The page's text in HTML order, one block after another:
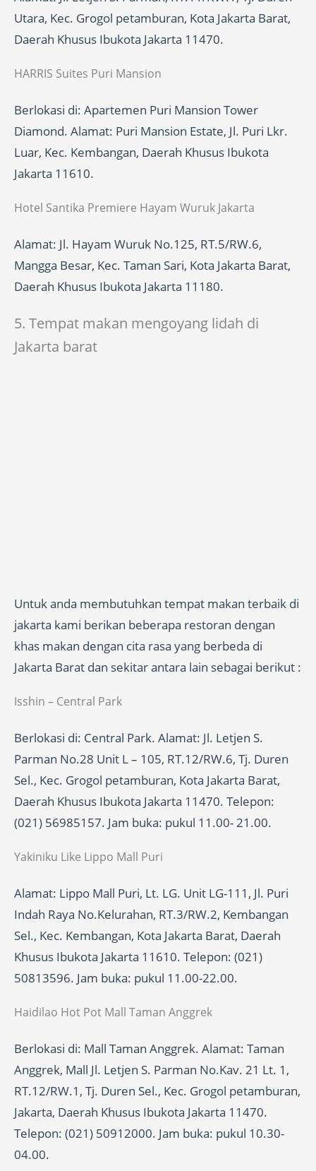
Utara, Kec. Grogol petamburan, Kota Jakarta Barat,
Daerah Khusus Ibukota Jakarta 11470.
HARRIS Suites Puri Mansion
Berlokasi di: Apartemen Puri Mansion Tower
Diamond. Alamat: Puri Mansion Estate, Jl. Puri Lkr.
Luar, Kec. Kembangan, Daerah Khusus Ibukota
Jakarta 11610.
Hotel Santika Premiere Hayam Wuruk Jakarta
Alamat: Jl. Hayam Wuruk No.125, RT.5/RW.6,
Mangga Besar, Kec. Taman Sari, Kota Jakarta Barat,
Daerah Khusus Ibukota Jakarta 11180.
5. Tempat makan mengoyang lidah di
Jakarta barat
Untuk anda membutuhkan tempat makan terbaik di
jakarta kami berikan beberapa restoran dengan
khas makan dengan cita rasa yang berbeda di
Jakarta Barat dan sekitar antara lain sebagai berikut :
Isshin – Central Park
Berlokasi di: Central Park. Alamat: Jl. Letjen S.
Parman No.28 Unit L – 105, RT.12/RW.6, Tj. Duren
Sel., Kec. Grogol petamburan, Kota Jakarta Barat,
Daerah Khusus Ibukota Jakarta 11470. Telepon:
(021) 56985157. Jam buka: pukul 11.00- 21.00.
Yakiniku Like Lippo Mall Puri
Alamat: Lippo Mall Puri, Lt. LG. Unit LG-111, Jl. Puri
Indah Raya No.Kelurahan, RT.3/RW.2, Kembangan
Sel., Kec. Kembangan, Kota Jakarta Barat, Daerah
Khusus Ibukota Jakarta 11610. Telepon: (021)
50813596. Jam buka: pukul 11.00-22.00.
Haidilao Hot Pot Mall Taman Anggrek
Berlokasi di: Mall Taman Anggrek. Alamat: Taman
Anggrek, Mall Jl. Letjen S. Parman No.Kav. 21 Lt. 1,
RT.12/RW.1, Tj. Duren Sel., Kec. Grogol petamburan,
Jakarta, Daerah Khusus Ibukota Jakarta 11470.
Telepon: (021) 50912000. Jam buka: pukul 10.30-
04.00.